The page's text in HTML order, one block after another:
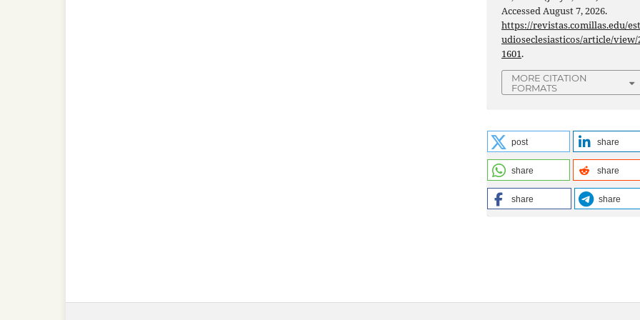
Accessed August 7, 2026.
https://revistas.comillas.edu/
udioseclesiasticos/article/view/
1601.
MORE CITATION
FORMATS
post share
share share
share share